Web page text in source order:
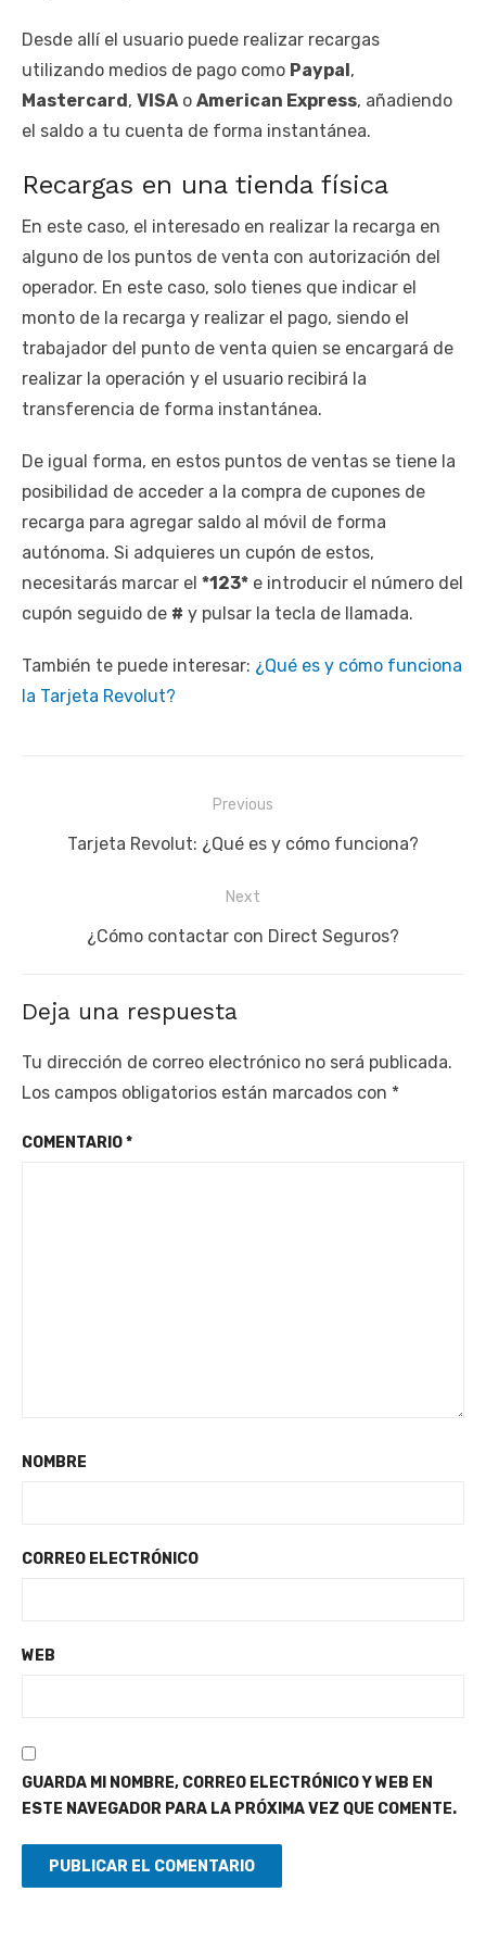
Desde allí el usuario puede realizar recargas
utilizando medios de pago como Paypal ,
Mastercard , VISAo American Express, añadiendo
el saldo a tu cuenta de forma instantánea.
Recargas en una tienda física
En este caso, el interesado en realizar la recarga en
alguno de los puntos de venta con autorización del
operador. En este caso, solo tienes que indicar el
monto de la recarga y realizar el pago, siendo el
trabajador del punto de venta quien se encargará de
realizar la operación y el usuario recibirá la
transferencia de forma instantánea.
De igual forma, en estos puntos de ventas se tiene la
posibilidad de acceder a la compra de cupones de
recarga para agregar saldo al móvil de forma
autónoma. Si adquieres un cupón de estos,
necesitarás marcar el *123* e introducir el número del
cupón seguido de # y pulsar la tecla de llamada.
También te puede interesar: ¿Qué es y cómo funciona
la Tarjeta Revolut?
Previous
Previous
Tarjeta Revolut: ¿Qué es y cómo funciona?
Next
Next
¿Cómo contactar con Direct Seguros?
Deja una respuesta
Tu dirección de correo electrónico no será publicada.
Los campos obligatorios están marcados con *
COMENTARIO*
NOMBRE
CORREO ELECTRÓNICO
WEB
GUARDA MI NOMBRE, CORREO ELECTRÓNICO Y WEB EN
ESTE NAVEGADOR PARA LA PRÓXIMA VEZ QUE COMENTE.